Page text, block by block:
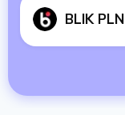
BLIK PLN